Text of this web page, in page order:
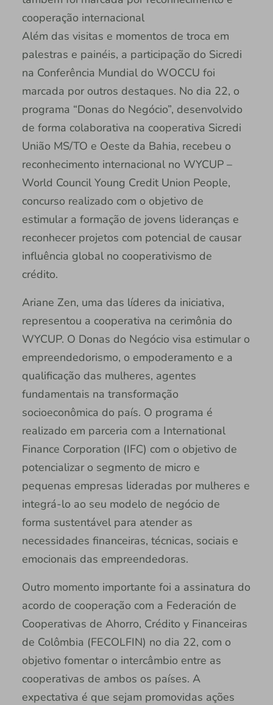
cooperação internacional
Além das visitas e momentos de troca em
palestras e painéis, a participação do Sicredi
na Conferência Mundial do WOCCU foi
marcada por outros destaques. No dia 22, o
programa “Donas do Negócio”, desenvolvido
de forma colaborativa na cooperativa Sicredi
União MS/TO e Oeste da Bahia, recebeu o
reconhecimento internacional no WYCUP –
World Council Young Credit Union People,
concurso realizado com o objetivo de
estimular a formação de jovens lideranças e
reconhecer projetos com potencial de causar
influência global no cooperativismo de
crédito.
Ariane Zen, uma das líderes da iniciativa,
representou a cooperativa na cerimônia do
WYCUP. O Donas do Negócio visa estimular o
empreendedorismo, o empoderamento e a
qualificação das mulheres, agentes
fundamentais na transformação
socioeconômica do país. O programa é
realizado em parceria com a International
Finance Corporation (IFC) com o objetivo de
potencializar o segmento de micro e
pequenas empresas lideradas por mulheres e
integrá-lo ao seu modelo de negócio de
forma sustentável para atender as
necessidades financeiras, técnicas, sociais e
emocionais das empreendedoras.
Outro momento importante foi a assinatura do
acordo de cooperação com a Federación de
Cooperativas de Ahorro, Crédito y Financeiras
de Colômbia (FECOLFIN) no dia 22, com o
objetivo fomentar o intercâmbio entre as
cooperativas de ambos os países. A
expectativa é que sejam promovidas ações